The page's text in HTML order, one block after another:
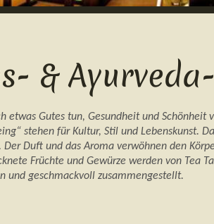
&
etwas Gutes tun, Gesundheit und Schönheit
stehen für Kultur, Stil und Lebenskunst.
Der Duft und das Aroma verwöhnen den
Früchte und Gewürze werden von Tea
und geschmackvoll zusammengestellt.